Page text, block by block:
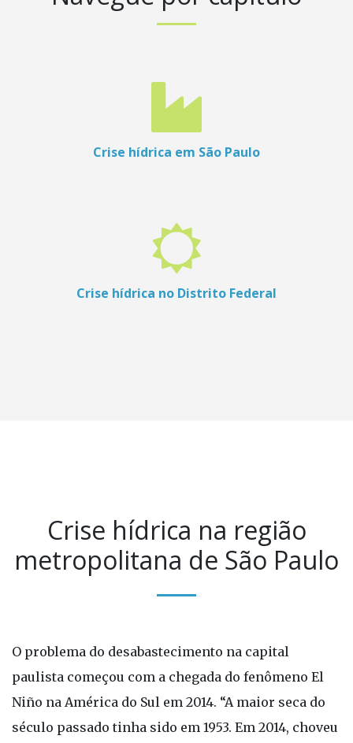
Crise hídrica em São Paulo
Crise hídrica no Distrito Federal
Crise hídrica na região
metropolitana de São Paulo
O problema do desabastecimento na capital
paulista começou com a chegada do fenômeno El
Niño na América do Sul em 2014. “A maior seca do
século passado tinha sido em 1953. Em 2014, choveu